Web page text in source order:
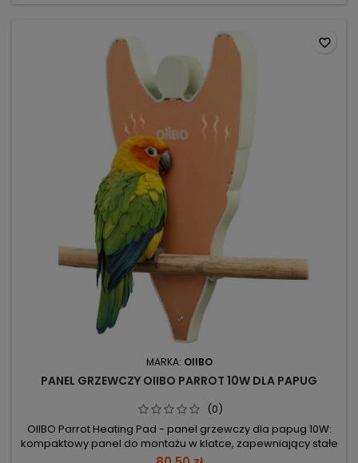
MARKA: OIIBO
PANEL GRZEWCZY OIIBO PARROT 10W DLA PAPUG
(0)
OIIBO Parrot Heating Pad - panel grzewczy dla papug 10W:
kompaktowy panel do montażu w klatce, zapewniający stałe
ogrzewanie. Moc 10W – niskie zużycie energii. Temperatura
favorite_border